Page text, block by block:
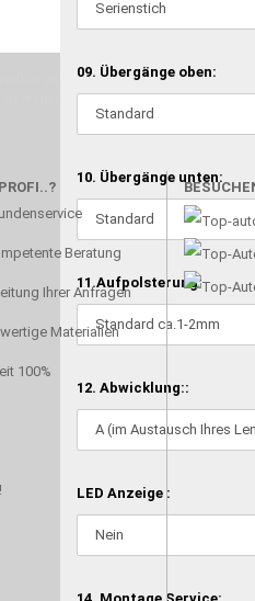
09. Übergänge oben:
10. Übergänge unten:
11.Aufpolsterung:
12. Abwicklung::
LED Anzeige :
zu machen und Deine
erzielen, verwenden wir
Beratung
Ihrer Anfragen
Materialien
100%